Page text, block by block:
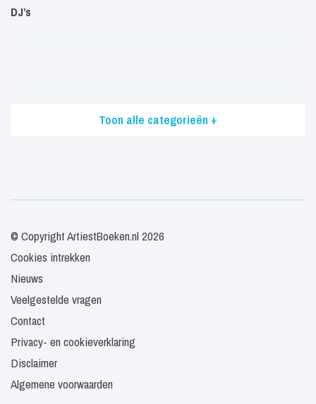
DJ’s
Toon alle categorieën +
© Copyright ArtiestBoeken.nl 2026
Cookies intrekken
Nieuws
Veelgestelde vragen
Contact
Privacy- en cookieverklaring
Disclaimer
Algemene voorwaarden